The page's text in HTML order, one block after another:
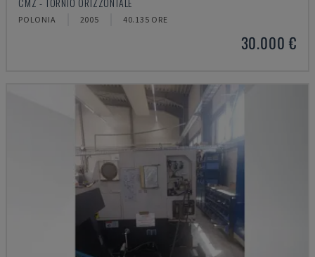
POLONIA 2005 40.135 ORE
30.000 €